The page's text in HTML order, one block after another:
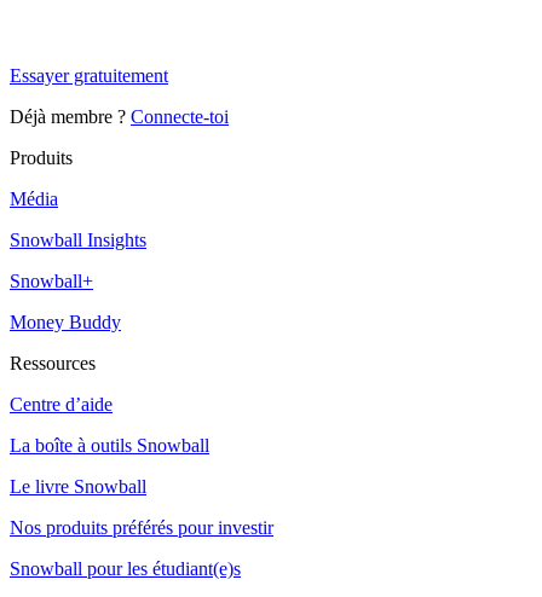
Essayer gratuitement
Déjà membre ? Connecte-toi
Produits
Média
Snowball Insights
Snowball+
Money Buddy
Ressources
Centre d’aide
La boîte à outils Snowball
Le livre Snowball
Nos produits préférés pour investir
Snowball pour les étudiant(e)s